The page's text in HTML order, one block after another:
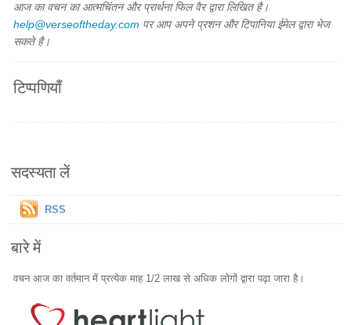
आज का वचन का आत्मचिंतन और प्रार्थना फिल वैर द्वारा लिखित है।
help@verseoftheday.com पर आप अपने प्रशन और टिपानिया ईमेल द्वारा भेज
सकते है।
टिप्पणियाँ
सदस्यता लें
RSS
बारे में
वचन आज का वर्तमान में प्रत्येक माह 1/2 लाख से अधिक लोगों द्वारा पढ़ा जारा है।